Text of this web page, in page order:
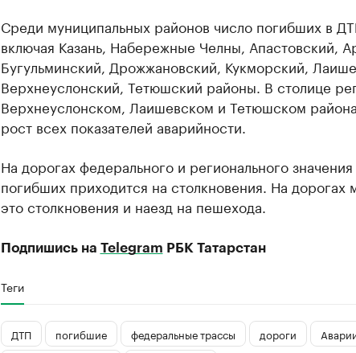
Среди муниципальных районов число погибших в
включая Казань, Набережные Челны, Апастовский,
Бугульминский, Дрожжановский, Кукморский,
Верхнеуслонский, Тетюшский районы. В столице
Верхнеуслонском, Лаишевском и Тетюшском
рост всех показателей аварийности.
На дорогах федерального и регионального
погибших приходится на столкновения. На дорогах
это столкновения и наезд на пешехода.
Подпишись на Telegram РБК Татарстан
Теги
ДТП погибшие федеральные трассы дороги